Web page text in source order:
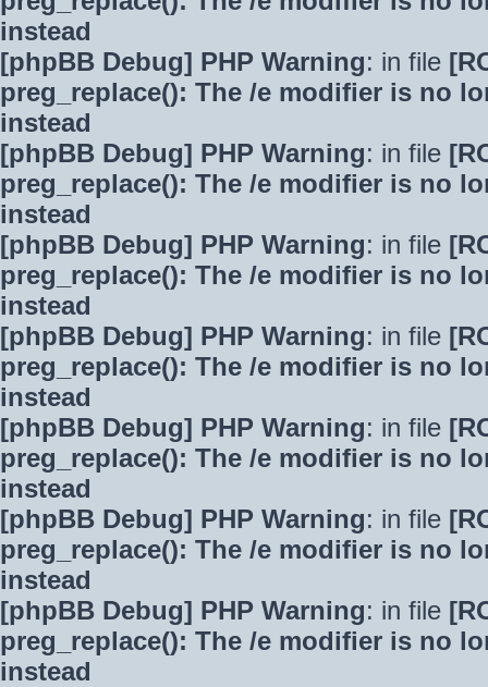
instead
[phpBB Debug] PHP Warning: in file
preg_replace(): The /e modifier is no
instead
[phpBB Debug] PHP Warning: in file
preg_replace(): The /e modifier is no
instead
[phpBB Debug] PHP Warning: in file
preg_replace(): The /e modifier is no
instead
[phpBB Debug] PHP Warning: in file
preg_replace(): The /e modifier is no
instead
[phpBB Debug] PHP Warning: in file
preg_replace(): The /e modifier is no
instead
[phpBB Debug] PHP Warning: in file
preg_replace(): The /e modifier is no
instead
[phpBB Debug] PHP Warning: in file
preg_replace(): The /e modifier is no
instead